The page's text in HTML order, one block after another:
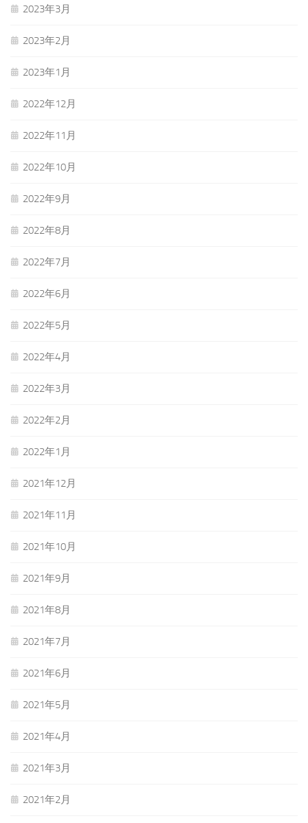
2023年3月
2023年2月
2023年1月
2022年12月
2022年11月
2022年10月
2022年9月
2022年8月
2022年7月
2022年6月
2022年5月
2022年4月
2022年3月
2022年2月
2022年1月
2021年12月
2021年11月
2021年10月
2021年9月
2021年8月
2021年7月
2021年6月
2021年5月
2021年4月
2021年3月
2021年2月